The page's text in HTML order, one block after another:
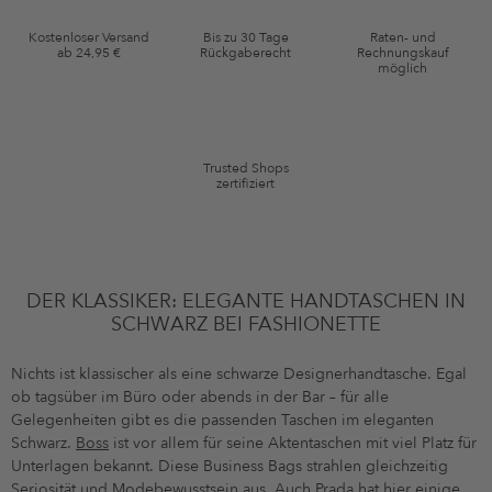
Gutscheinkonditionen
*Gutschein ab Anmeldung 60 Tage einmalig anwendbar. Nicht gültig auf
Kostenloser Versand
ab 24,95 €
Bis zu 30 Tage
Rückgaberecht
Raten- und
Rechnungskauf
möglich
Trusted Shops
zertifiziert
DER KLASSIKER: ELEGANTE HANDTASCHEN IN
SCHWARZ BEI FASHIONETTE
Nichts ist klassischer als eine schwarze Designerhandtasche. Egal
ob tagsüber im Büro oder abends in der Bar – für alle
Gelegenheiten gibt es die passenden Taschen im eleganten
Schwarz. Boss ist vor allem für seine Aktentaschen mit viel Platz für
Unterlagen bekannt. Diese Business Bags strahlen gleichzeitig